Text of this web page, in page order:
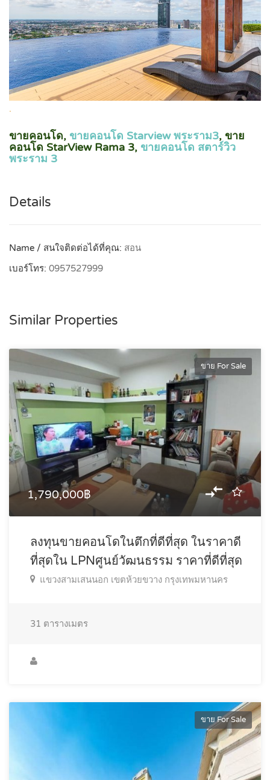
.
ขายคอนโด, ขายคอนโด Starview พระราม3, ขาย
คอนโด StarView Rama 3, ขายคอนโด สตาร์วิว
พระราม 3
Details
Name / สนใจติดต่อได้ที่คุณ: สอน
เบอร์โทร: 0957527999
Similar Properties
ขาย For Sale
1,790,000฿
ลงทุนขายคอนโดในตึกที่ดีที่สุด ในราคาดี
ที่สุดใน LPNศูนย์วัฒนธรรม ราคาที่ดีที่สุด
แขวงสามเสนนอก เขตห้วยขวาง กรุงเทพมหานคร
31 ตารางเมตร
ขาย For Sale